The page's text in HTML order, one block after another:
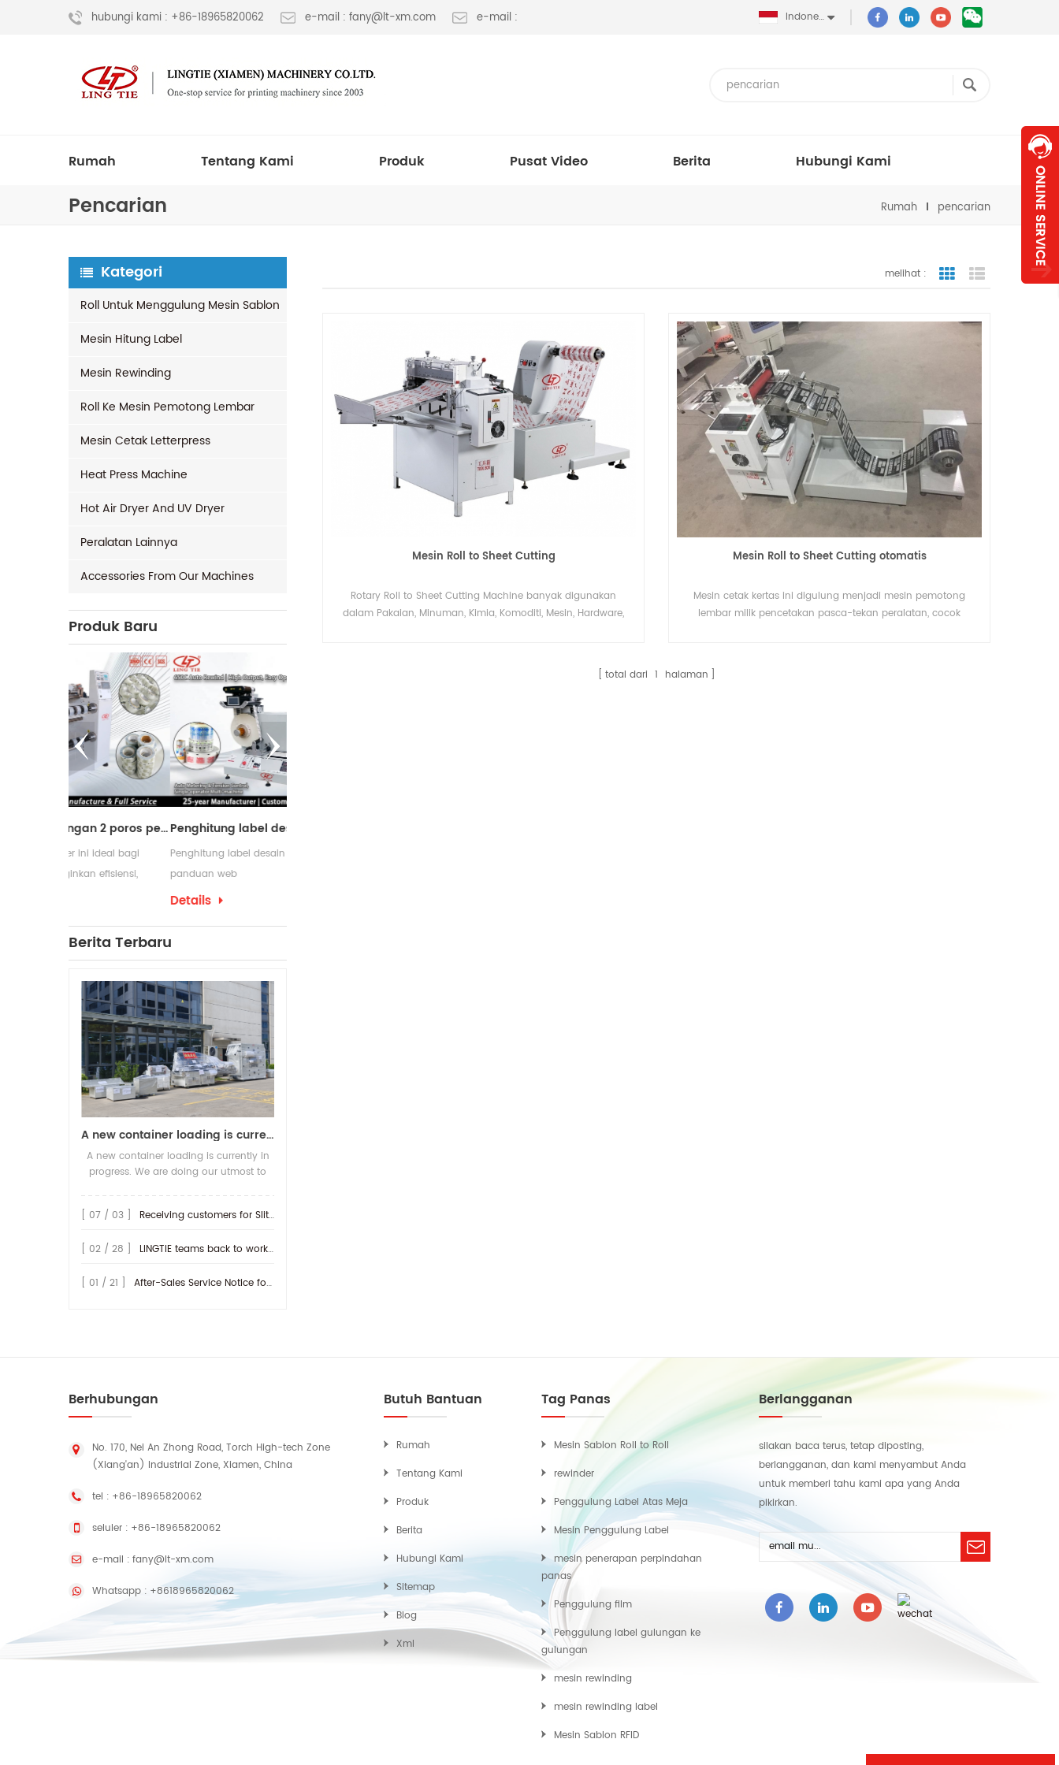
hubungi kami : +86-18965820062 e-mail : fany@lt-xm.com e-mail : Indonesia
Rumah Tentang Kami Produk Pusat Video Berita Hubungi Kami
Pencarian Rumah pencarian
Kategori
Roll Untuk Menggulung Mesin Sablon
Mesin Hitung Label
Mesin Rewinding
Roll Ke Mesin Pemotong Lembar
Mesin Cetak Letterpress
Heat Press Machine
Hot Air Dryer And UV Dryer
Peralatan Lainnya
Accessories From Our Machines
Produk Baru
Mesin pemotong dengan 2 poros penggulung ulang Penghitung label desain baru dengan panduan web
Penghitung label desain baru dengan
panduan web
Berita Terbaru
A new container loading is currently in progress.
A new container loading is currently in
progress. We are doing our utmost to
earliest possible time.
[ 07 / 03 ] Receiving customers for Slitting machine with differential Slip Shaft
[ 02 / 28 ] LINGTIE teams back to work at Feb.25th.
[ 01 / 21 ] After-Sales Service Notice for Turkey Region
melihat : tampilan bergaris
tampilan
Mesin Roll to Sheet Cutting
Rotary Roll to Sheet Cutting Machine banyak digunakan
dalam Pakaian, Minuman, Kimia, Komoditi, Mesin, Hardware,
Mesin Roll to Sheet Cutting otomatis
Mesin cetak kertas ini digulung menjadi mesin pemotong
lembar milik pencetakan pasca-tekan peralatan, cocok
total dari 1 halaman
Berhubungan
No. 170, Nei An Zhong Road, Torch High-tech Zone
(Xiang'an) Industrial Zone, Xiamen, China
tel : +86-18965820062
seluler : +86-18965820062
e-mail : fany@lt-xm.com
Whatsapp : +8618965820062
Butuh Bantuan
Rumah
Tentang Kami
Produk
Berita
Hubungi Kami
Sitemap
Blog
Xml
Tag Panas
Mesin Sablon Roll to Roll
rewinder
Penggulung Label Atas Meja
Mesin Penggulung Label
mesin penerapan perpindahan
panas
Penggulung film
Penggulung label gulungan ke
gulungan
mesin rewinding
mesin rewinding label
Mesin Sablon RFID
Berlangganan
silakan baca terus, tetap diposting,
berlangganan, dan kami menyambut Anda
untuk memberi tahu kami apa yang Anda
pikirkan.